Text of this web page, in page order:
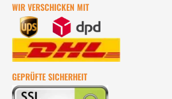
WIR VERSCHICKEN MIT
GEPRÜFTE SICHERHEIT